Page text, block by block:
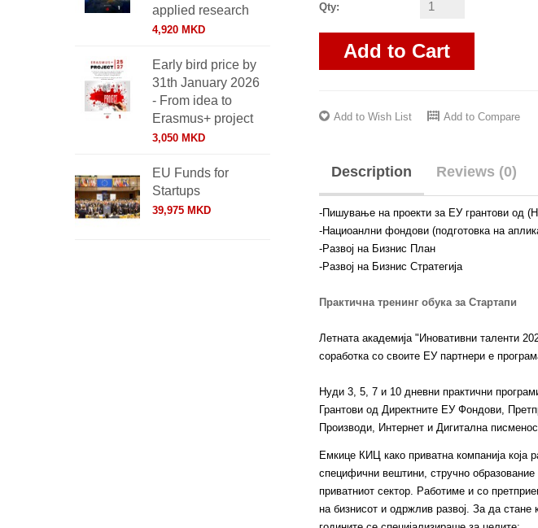
applied research
4,920 MKD
Early bird price by
31th January 2026
- From idea to
Erasmus+ project
3,050 MKD
EU Funds for
Startups
39,975 MKD
Qty:
Add to Cart
Add to Wish List Add to Compare
Description Reviews (0)
-Пишување на проекти за ЕУ грантови од
-Нациоанлни фондови (подготовка на
-Развој на Бизнис План
-Развој на Бизнис Стратегија
Практична тренинг обука за Стартапи
Летната академија "Иновативни таленти
соработка со своите ЕУ партнери е
Нуди 3, 5, 7 и 10 дневни практични
Грантови од Директните ЕУ Фондови,
Производи, Интернет и Дигитална
Емкице КИЦ како приватна компанија која
специфични вештини, стручно
приватниот сектор. Работиме и со
на бизнисот и одржлив развој. За да стане